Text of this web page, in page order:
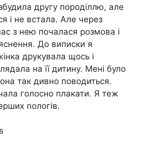
другу породіллю, але
і не встала. Але через
з нею почалася розмова і
До виписки я
друкувала щось і
на її дитину. Мені було
так дивно поводиться.
голосно плакати. Я теж
nологів.